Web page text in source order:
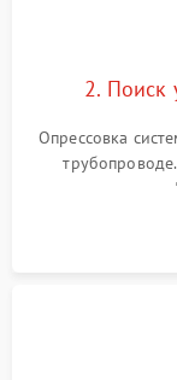
2. Поиск
Опрессовка
продувка